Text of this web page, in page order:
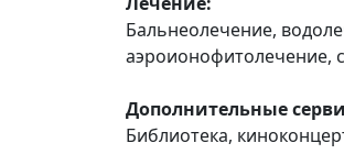
Бальнеолечение,
аэроионофитолечение,
Дополнительные
Библиотека,